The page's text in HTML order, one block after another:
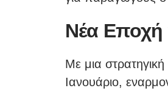
Νέα Εποχή
Με μια
Ιανουάριο,